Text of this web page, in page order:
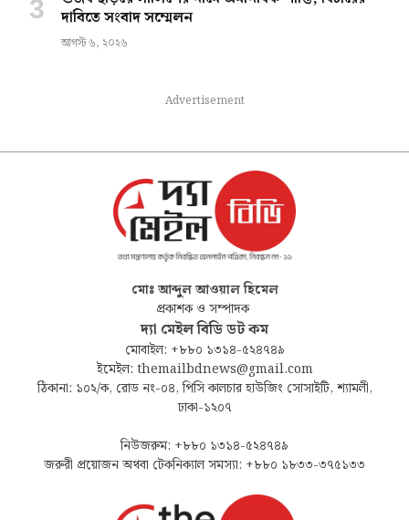
দাবিতে সংবাদ সম্মেলন
আগস্ট ৬, ২০২৬
Advertisement
মোঃ আব্দুল আওয়াল হিমেল
প্রকাশক ও সম্পাদক
দ্যা মেইল বিডি ডট কম
মোবাইল: +৮৮০ ১৩১৪-৫২৪৭৪৯
ইমেইল: themailbdnews@gmail.com
ঠিকানা: ১০২/ক, রোড নং-০৪, পিসি কালচার হাউজিং সোসাইটি, শ্যামলী,
ঢাকা-১২০৭
নিউজরুম: +৮৮০ ১৩১৪-৫২৪৭৪৯
জরুরী প্রয়োজন অথবা টেকনিক্যাল সমস্যা: +৮৮০ ১৮৩৩-৩৭৫১৩৩